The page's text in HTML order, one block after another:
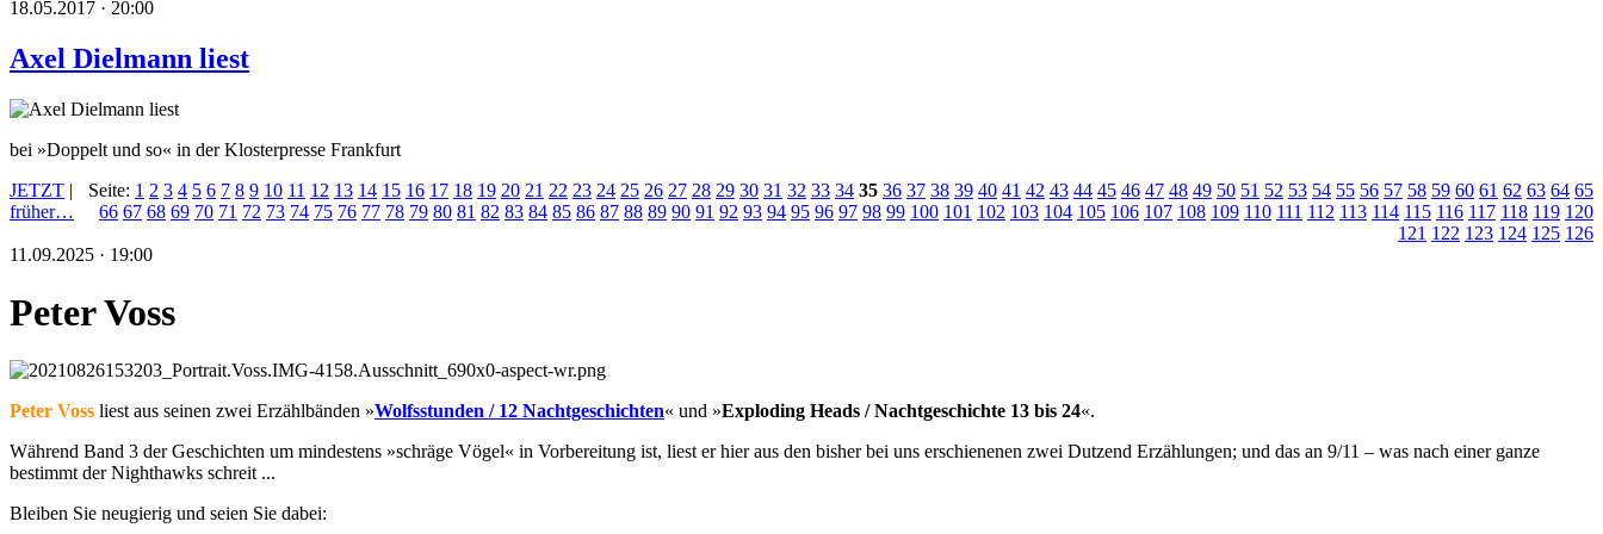
18.05.2017 · 20:00
Axel Dielmann liest
bei »Doppelt und so« in der Klosterpresse Frankfurt
JETZT |
früher…
Seite: 1 2 3 4 5 6 7 8 9 10 11 12 13 14 15 16 17 18 19 20 21 22 23 24 25 26 27 28 29 30 31 32 33 34 35 36 37 38 39 40 41 42 43 44 45 46 47 48 49 50 51 52 53 54 55 56 57 58 59 60 61 62 63 64 65
66 67 68 69 70 71 72 73 74 75 76 77 78 79 80 81 82 83 84 85 86 87 88 89 90 91 92 93 94 95 96 97 98 99 100 101 102 103 104 105 106 107 108 109 110 111 112 113 114 115 116 117 118 119 120
121 122 123 124 125 126
11.09.2025 · 19:00
Peter Voss
Peter Voss liest aus seinen zwei Erzählbänden »Wolfsstunden / 12 Nachtgeschichten« und »Exploding Heads / Nachtgeschichte 13 bis 24«.
Während Band 3 der Geschichten um mindestens »schräge Vögel« in Vorbereitung ist, liest er hier aus den bisher bei uns erschienenen zwei Dutzend Erzählungen; und das an 9/11 – was nach einer ganze
bestimmt der Nighthawks schreit ...
Bleiben Sie neugierig und seien Sie dabei: